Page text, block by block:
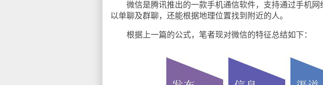
微信是腾讯推出的一款手机通信软件，支持通过手机网
以单聊及群聊，还能根据地理位置找到附近的人。
根据上一篇的公式，笔者现对微信的特征总结如下：